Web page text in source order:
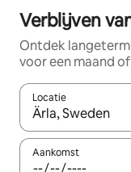
Verblijven
Ontdek
voor een maand
Locatie
Wanneer er
Aankomst